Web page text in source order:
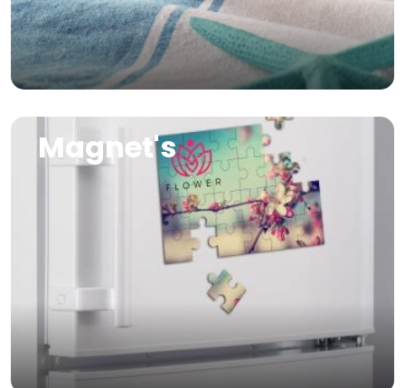
Magnet's
Image